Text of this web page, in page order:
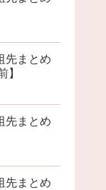
先まとめ
】
先まとめ
先まとめ